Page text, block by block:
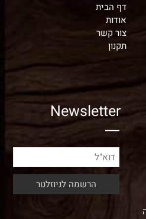
דף הבית
אודות
צור קשר
תקנון
Newsletter